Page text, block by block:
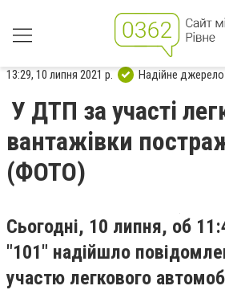
13:29, 10 липня 2021 р. Надійне джерело
У ДТП за участі
вантажівки
(ФОТО)
Сьогодні, 10 липня, об
"101" надійшло
участю легкового